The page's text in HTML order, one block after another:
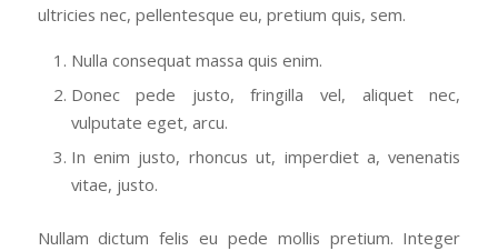
ultricies nec, pellentesque eu, pretium quis, sem.
Nulla consequat massa quis enim.
Donec pede justo, fringilla vel, aliquet nec,
vulputate eget, arcu.
In enim justo, rhoncus ut, imperdiet a, venenatis
vitae, justo.
Nullam dictum felis eu pede mollis pretium. Integer